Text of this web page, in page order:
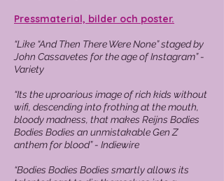
Pressmaterial, bilder och poster.
“Like “And Then There Were None” staged by
John Cassavetes for the age of Instagram” -
Variety
“Its the uproarious image of rich kids without
wifi, descending into frothing at the mouth,
bloody madness, that makes Reijns Bodies
Bodies Bodies an unmistakable Gen Z
anthem for blood” - Indiewire
“Bodies Bodies Bodies smartly allows its